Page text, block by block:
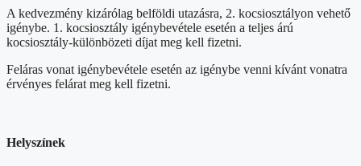
A kedvezmény kizárólag belföldi utazásra, 2. kocsiosztályon vehető
igénybe. 1. kocsiosztály igénybevétele esetén a teljes árú
kocsiosztály-különbözeti díjat meg kell fizetni.
Feláras vonat igénybevétele esetén az igénybe venni kívánt vonatra
érvényes felárat meg kell fizetni.
Helyszínek